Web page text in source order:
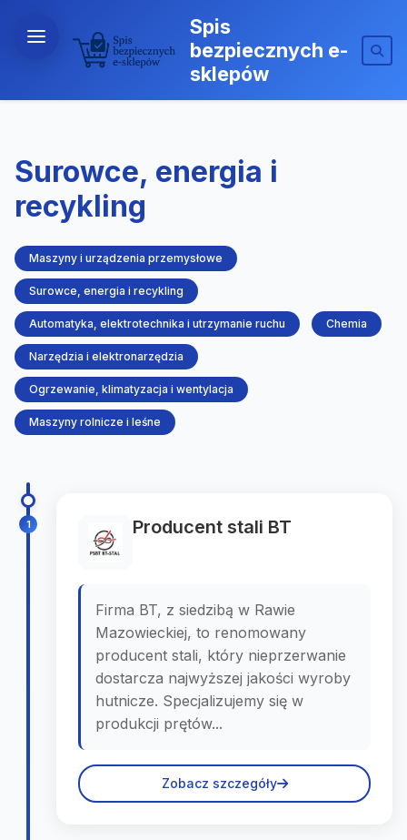
Spis
bezpiecznych e-
sklepów
Surowce, energia i
recykling
Maszyny i urządzenia przemysłowe
Surowce, energia i recykling
Automatyka, elektrotechnika i utrzymanie ruchu Chemia
Narzędzia i elektronarzędzia
Ogrzewanie, klimatyzacja i wentylacja
Maszyny rolnicze i leśne
1 Producent stali BT
Firma BT, z siedzibą w Rawie
Mazowieckiej, to renomowany
producent stali, który nieprzerwanie
dostarcza najwyższej jakości wyroby
hutnicze. Specjalizujemy się w
produkcji prętów...
Zobacz szczegóły